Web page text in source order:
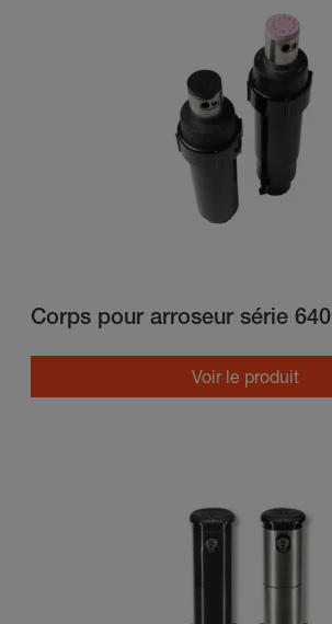
Corps pour arroseur série 640
Voir le produit